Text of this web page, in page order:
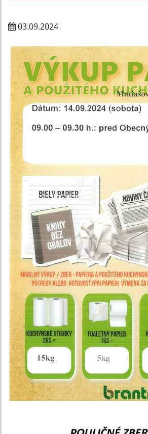
03.09.2024